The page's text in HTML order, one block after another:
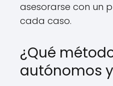
asesorarse con un
cada caso.
¿Qué
autónomos